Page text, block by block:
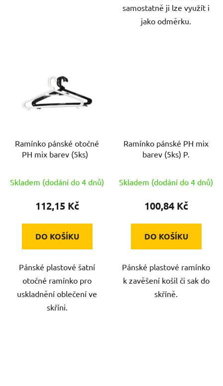
samostatně ji lze využít i
jako odměrku.
Ramínko pánské otočné
PH mix barev (5ks)
Skladem (dodání do 4 dnů)
112,15 Kč
DO KOŠÍKU
Pánské plastové šatní
otočné ramínko pro
uskladnění oblečení ve
skříni.
Ramínko pánské PH mix
barev (5ks) P.
Skladem (dodání do 4 dnů)
100,84 Kč
DO KOŠÍKU
Pánské plastové ramínko
k zavěšení košil či sak do
skříně.